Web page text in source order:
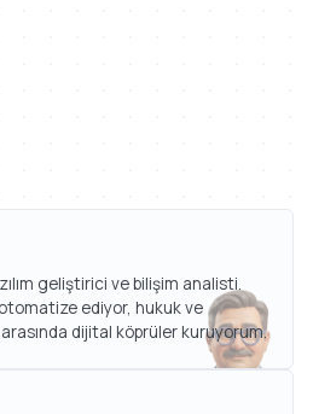
geliştirici ve bilişim analisti.
ediyor, hukuk ve
dijital köprüler kuruyorum.